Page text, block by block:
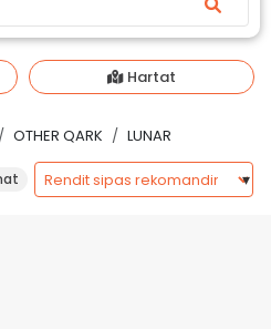
Hartat
OTHER QARK LUNAR